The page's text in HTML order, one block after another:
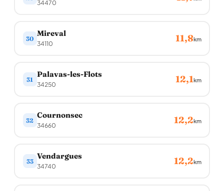
34470
30
Mireval
34110 11,8km
31
Palavas-les-Flots
34250 12,1km
32
Cournonsec
34660 12,2km
33
Vendargues
34740 12,2km